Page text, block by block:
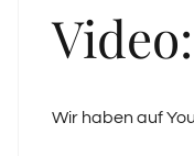
Wir haben auf